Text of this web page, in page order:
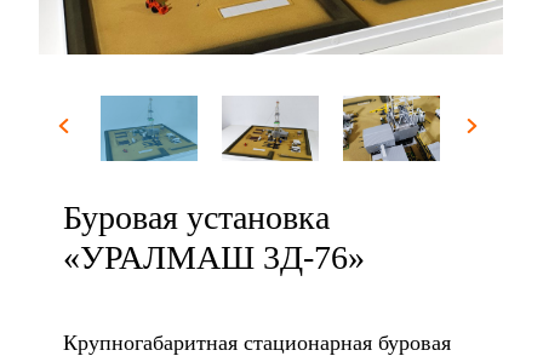
Буровая установка
«УРАЛМАШ 3Д-76»
Крупногабаритная стационарная буровая